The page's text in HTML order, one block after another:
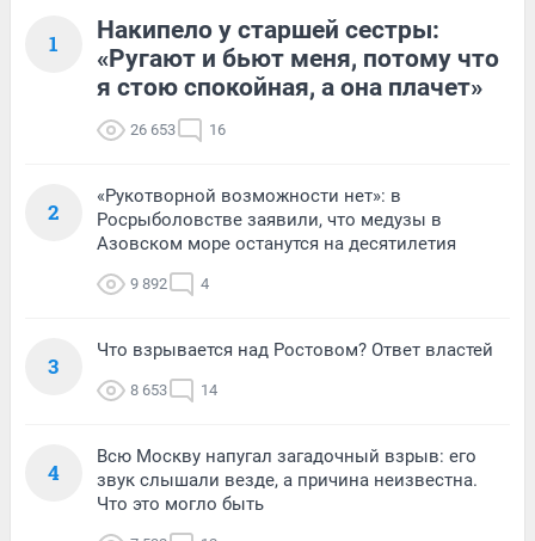
1
Накипело у старшей сестры:
«Ругают и бьют меня, потому что
я стою спокойная, а она плачет»
26 653 16
2
«Рукотворной возможности нет»: в
Росрыболовстве заявили, что медузы в
Азовском море останутся на десятилетия
9 892 4
3
Что взрывается над Ростовом? Ответ властей
8 653 14
4
Всю Москву напугал загадочный взрыв: его
звук слышали везде, а причина неизвестна.
Что это могло быть